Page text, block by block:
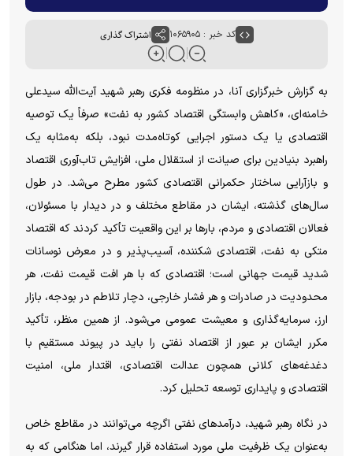
کد خبر : ۱۰۶۵۹۰۵ اشتراک گذاری
به گزارش خبرگزاری آنا، در منظومه فکری رهبر شهید آیت‌الله سیدعلی
خامنه‌ای، «کاهش وابستگی اقتصاد کشور به نفت» صرفاً یک توصیه
اقتصادی یا یک دستور اجرایی کوتاه‌مدت نبود، بلکه به‌مثابه یک
راهبرد بنیادین برای صیانت از استقلال ملی، افزایش تاب‌آوری اقتصاد
و بازآرایی ساختار حکمرانی اقتصادی کشور مطرح می‌شد. در طول
سال‌های گذشته، ایشان در مقاطع مختلف و در دیدار با مسئولان،
فعالان اقتصادی و مردم، بار‌ها بر این واقعیت تأکید کردند که اقتصاد
متکی به نفت، اقتصادی شکننده، آسیب‌پذیر و در معرض نوسانات
شدید قیمت جهانی است؛ اقتصادی که با هر افت قیمت نفت، هر
محدودیت در صادرات و هر فشار خارجی، دچار تلاطم در بودجه، بازار
ارز، سرمایه‌گذاری و معیشت عمومی می‌شود. از همین منظر، تأکید
مکرر ایشان بر عبور از اقتصاد نفتی را باید در پیوند مستقیم با
دغدغه‌های کلانی همچون عدالت اقتصادی، اقتدار ملی، امنیت
اقتصادی و پایداری توسعه تحلیل کرد.
در نگاه رهبر شهید، درآمد‌های نفتی اگرچه می‌توانند در مقاطع خاص
به‌عنوان یک ظرفیت ملی مورد استفاده قرار گیرند، اما هنگامی که به